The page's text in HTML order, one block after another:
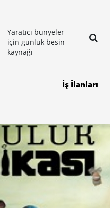
Yaratıcı bünyeler
için günlük besin
kaynağı
İş İlanları